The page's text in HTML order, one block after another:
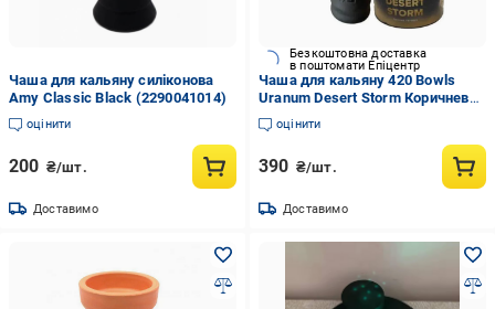
Чаша для кальяну силіконова
Amy Classic Black (2290041014)
оцінити
200 ₴/шт.
Доставимо
Безкоштовна доставка
в поштомати Епіцентр
Чаша для кальяну 420 Bowls
Uranum Desert Storm Коричневий
з білим (2292816455)
оцінити
390 ₴/шт.
Доставимо